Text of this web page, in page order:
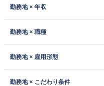
勤務地 × 年収
勤務地 × 職種
勤務地 × 雇用形態
勤務地 × こだわり条件